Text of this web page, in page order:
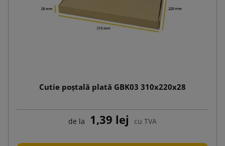
Cutie poștală plată GBK03 310x220x28
de la 1,39 lej cu TVA